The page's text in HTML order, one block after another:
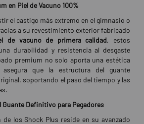
en Piel de Vacuno 100%
el castigo más extremo en el gimnasio o
a su revestimiento exterior fabricado
de vacuno de primera calidad, estos
durabilidad y resistencia al desgaste
premium no solo aporta una estética
que la estructura del guante
soportando el paso del tiempo y las
Definitivo para Pegadores
de los Shock Plus reside en su avanzado